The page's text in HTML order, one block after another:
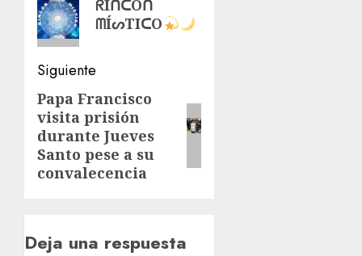
entradas
anterior: ᖇIᑎᑕÓᑎ
ᗰÍᔕTIᑕO
Siguiente
Siguiente
entrada:
Papa Francisco
visita prisión
durante Jueves
Santo pese a su
convalecencia
Deja una respuesta